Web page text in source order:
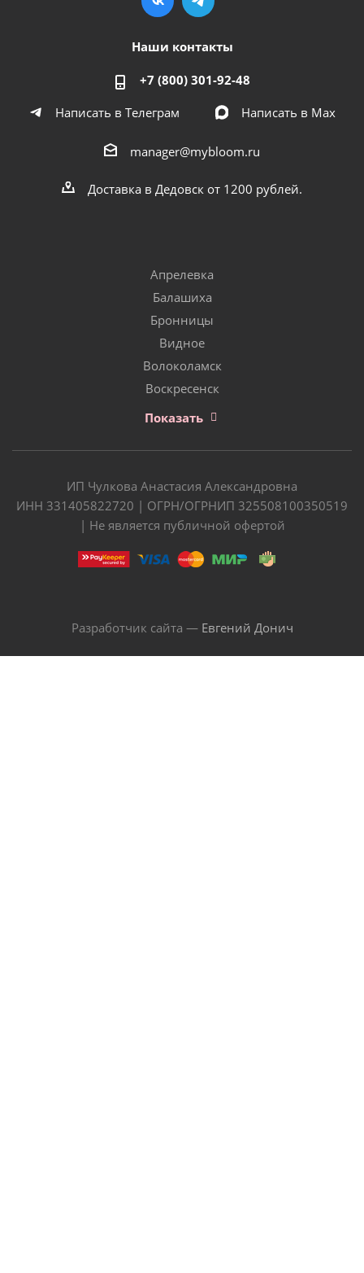
Наши контакты
+7 (800) 301-92-48
Написать в Телеграм
Написать в Мах
manager@mybloom.ru
Доставка в Дедовск от 1200 рублей.
Апрелевка
Балашиха
Бронницы
Видное
Волоколамск
Воскресенск
Показать
ИП Чулкова Анастасия Александровна
ИНН 331405822720 | ОГРН/ОГРНИП 325508100350519
| Не является публичной офертой
Разработчик сайта — Евгений Донич